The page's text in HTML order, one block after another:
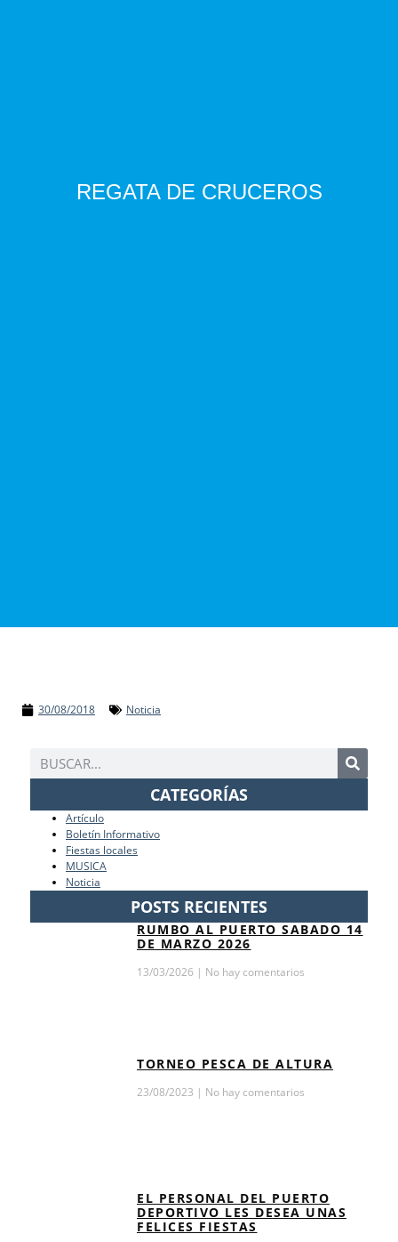
REGATA DE CRUCEROS
30/08/2018 Noticia
CATEGORÍAS
Artículo
Boletín Informativo
Fiestas locales
MUSICA
Noticia
POSTS RECIENTES
RUMBO AL PUERTO SABADO 14
DE MARZO 2026
13/03/2026 No hay comentarios
TORNEO PESCA DE ALTURA
23/08/2023 No hay comentarios
EL PERSONAL DEL PUERTO
DEPORTIVO LES DESEA UNAS
FELICES FIESTAS